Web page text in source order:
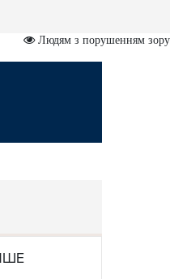
Людям з порушенням зору